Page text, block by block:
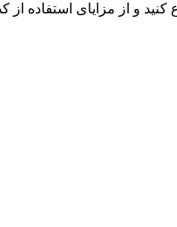
و از مزایای استفاده